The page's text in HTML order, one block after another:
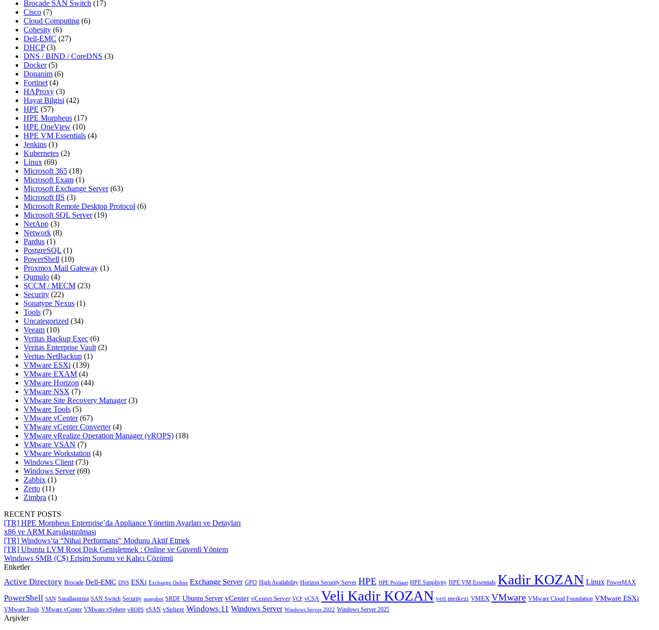
Brocade SAN Switch (17)
Cisco (7)
Cloud Computing (6)
Cohesity (6)
Dell-EMC (27)
DHCP(3)
DNS / BIND / CoreDNS (3)
Docker(5)
Donanim (6)
Fortinet (4)
HAProxy (3)
Hayat Bilgisi (42)
HPE (57)
HPE Morpheus (17)
HPE OneView (10)
HPE VM Essentials (4)
Jenkins (1)
Kubernetes (2)
Linux (69)
Microsoft 365 (18)
Microsoft Exam (1)
Microsoft Exchange Server(63)
Microsoft IIS (3)
Microsoft Remote Desktop Protocol (6)
Microsoft SQL Server(19)
NetApp (3)
Network (8)
Pardus (1)
PostgreSQL (1)
PowerShell (10)
Proxmox Mail Gateway (1)
Qumulo (4)
SCCM / MECM (23)
Security (22)
Sonatype Nexus (1)
Tools (7)
Uncategorized (34)
Veeam (10)
Veritas Backup Exec (6)
Veritas Enterprise Vault (2)
Veritas NetBackup (1)
VMware ESXi (139)
VMware EXAM (4)
VMware Horizon (44)
VMware NSX (7)
VMware Site Recovery Manager(3)
VMware Tools (5)
VMware vCenter(67)
VMware vCenter Converter(4)
VMware vRealize Operation Manager (vROPS) (18)
VMware VSAN (7)
VMware Workstation (4)
Windows Client (73)
Windows Server(69)
Zabbix (1)
Zerto (11)
Zimbra (1)
RECENT POSTS
[TR] HPE Morpheus Enterprise’da Appliance Yönetim Ayarları ve Detayları
x86 ve ARM Karşılaştırılması
[TR] Windows’ta “Nihai Performans” Modunu Aktif Etmek
[TR] Ubuntu LVM Root Disk Genişletmek : Online ve Güvenli Yöntem
Windows SMB (C$) Erişim Sorunu ve Kalıcı Çözümü
Etiketler
Active Directory Brocade Dell-EMC DNS ESXi Exchange Online Exchange Server GPO High Availability Horizon Security Server HPE HPE Proliant HPE Simplivity HPE VM Essentials Kadir KOZAN Linux PowerMAX
PowerShell SAN Sanallaştırma SAN Switch Security snapshot SRDF Ubuntu Server vCenter vCenter Server VCF vCSA Veli Kadir KOZAN veri merkezi VMEX VMware VMware Cloud Foundation VMware ESXi
VMware Tools VMware vCenter VMware vSphere vROPS vSAN vSphere Windows 11 Windows Server Windows Server 2022 Windows Server 2025
Arşivler